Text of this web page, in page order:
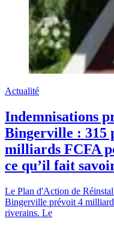
Actualité
Indemnisations
Bingerville : 315
milliards FCFA
ce qu’il fait
Le Plan d'Action de
Bingerville prévoit 4
riverains. Le